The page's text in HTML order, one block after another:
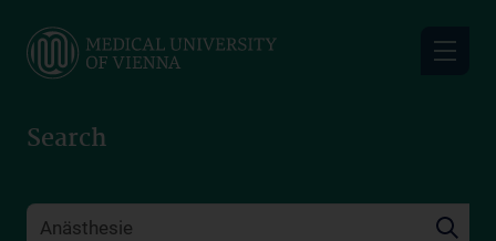
main
Search